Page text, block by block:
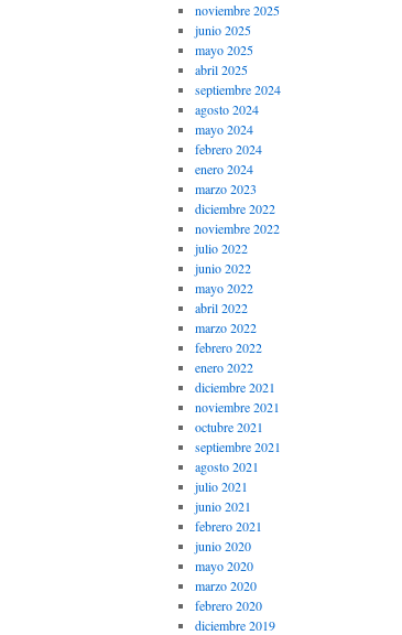
noviembre 2025
junio 2025
mayo 2025
abril 2025
septiembre 2024
agosto 2024
mayo 2024
febrero 2024
enero 2024
marzo 2023
diciembre 2022
noviembre 2022
julio 2022
junio 2022
mayo 2022
abril 2022
marzo 2022
febrero 2022
enero 2022
diciembre 2021
noviembre 2021
octubre 2021
septiembre 2021
agosto 2021
julio 2021
junio 2021
febrero 2021
junio 2020
mayo 2020
marzo 2020
febrero 2020
diciembre 2019